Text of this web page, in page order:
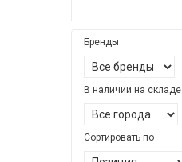
Бренды
В наличии на складе
Сортировать по